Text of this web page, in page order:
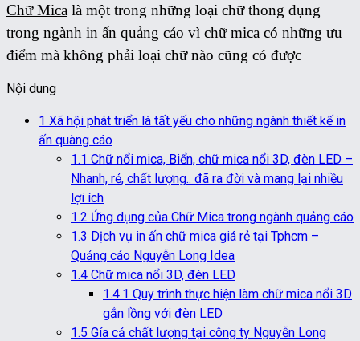
Chữ Mica là một trong những loại chữ thong dụng
trong ngành in ấn quảng cáo vì chữ mica có những ưu
điểm mà không phải loại chữ nào cũng có được
Nội dung
1 Xã hội phát triển là tất yếu cho những ngành thiết kế in
ấn quàng cáo
1.1 Chữ nổi mica, Biển, chữ mica nổi 3D, đèn LED –
Nhanh, rẻ, chất lượng.. đã ra đời và mang lại nhiều
lợi ích
1.2 Ứng dụng của Chữ Mica trong ngành quảng cáo
1.3 Dịch vụ in ấn chữ mica giá rẻ tại Tphcm –
Quảng cáo Nguyễn Long Idea
1.4 Chữ mica nổi 3D, đèn LED
1.4.1 Quy trình thực hiện làm chữ mica nổi 3D
gắn lồng với đèn LED
1.5 Gía cả chất lượng tại công ty Nguyễn Long